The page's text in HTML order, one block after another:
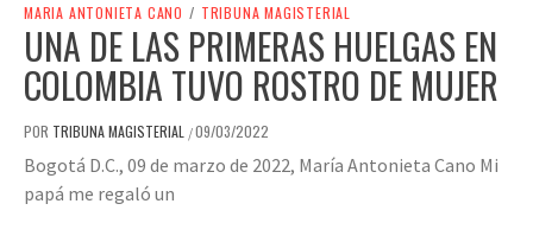
MARIA ANTONIETA CANO / TRIBUNA MAGISTERIAL
UNA DE LAS PRIMERAS HUELGAS EN
COLOMBIA TUVO ROSTRO DE MUJER
POR TRIBUNA MAGISTERIAL /09/03/2022
Bogotá D.C., 09 de marzo de 2022, María Antonieta Cano Mi
papá me regaló un